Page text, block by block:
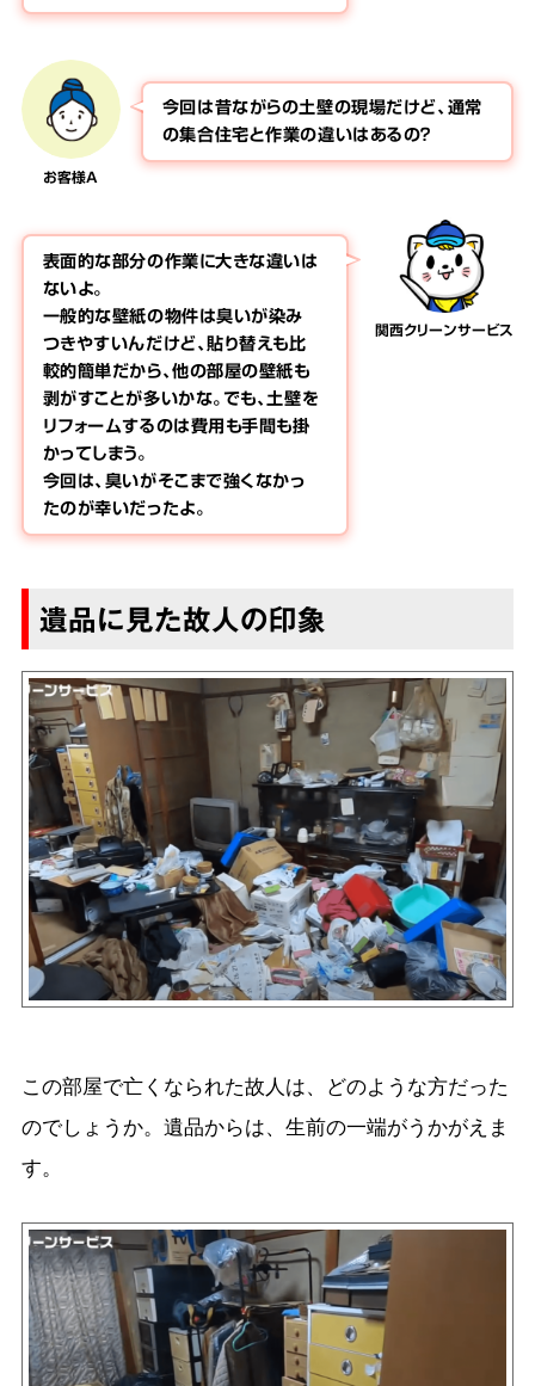
お客様A
今回は昔ながらの土壁の現場だけど、通常
の集合住宅と作業の違いはあるの？
関西クリーンサービス
表面的な部分の作業に大きな違いは
ないよ。
一般的な壁紙の物件は臭いが染み
つきやすいんだけど、貼り替えも比
較的簡単だから、他の部屋の壁紙も
剥がすことが多いかな。でも、土壁を
リフォームするのは費用も手間も掛
かってしまう。
今回は、臭いがそこまで強くなかっ
たのが幸いだったよ。
遺品に見た故人の印象
この部屋で亡くなられた故人は、どのような方だった
のでしょうか。遺品からは、生前の一端がうかがえま
す。